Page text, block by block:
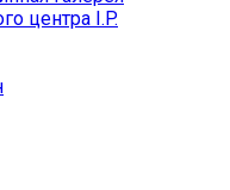
центра I.P.